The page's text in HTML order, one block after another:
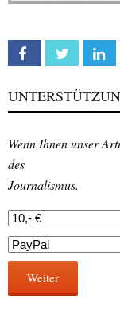
Facebook Twitter
Wenn Ihnen unser
des
Journalismus.
Weiter